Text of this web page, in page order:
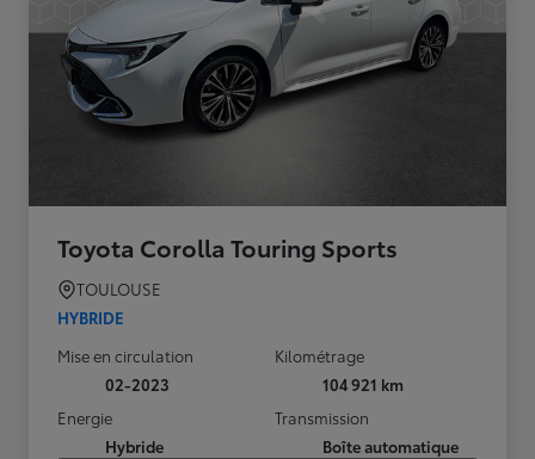
Toyota Corolla Touring Sports
TOULOUSE
HYBRIDE
Mise en circulation
02-2023
Kilométrage
104 921 km
Energie
Hybride
Transmission
Boîte automatique